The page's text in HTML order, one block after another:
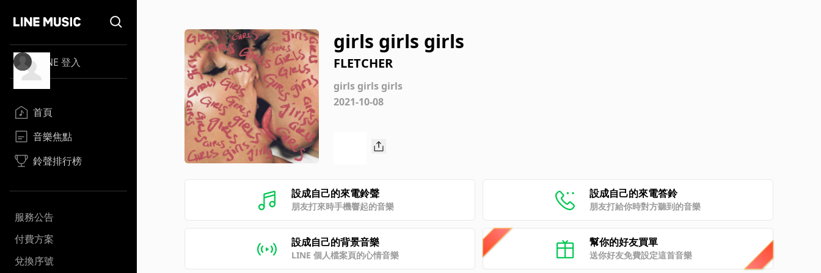
LINE 登入
首頁
音樂焦點
鈴聲排行榜
服務公告
付費方案
兌換序號
girls girls girls
FLETCHER
girls girls girls
2021-10-08
設成自己的來電鈴聲
朋友打來時手機響起的音樂
設成自己的來電答鈴
朋友打給你時對方聽到的音樂
設成自己的背景音樂
LINE 個人檔案頁的心情音樂
幫你的好友買單
送你好友免費設定這首音樂